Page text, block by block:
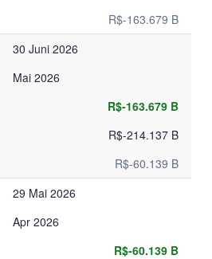
R$-163.679 B
30 Juni 2026
Mai 2026
R$-163.679 B
R$-214.137 B
R$-60.139 B
29 Mai 2026
Apr 2026
R$-60.139 B